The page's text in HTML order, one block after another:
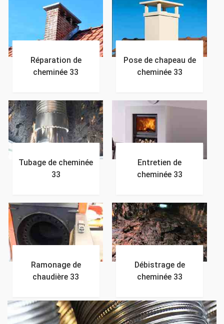
Réparation de
cheminée 33
Pose de chapeau de
cheminée 33
Tubage de cheminée
33
Entretien de
cheminée 33
Ramonage de
chaudière 33
Débistrage de
cheminée 33